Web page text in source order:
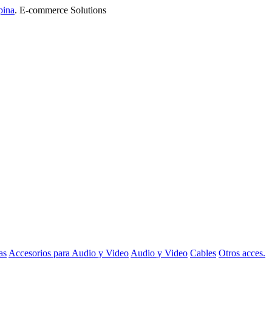
. E-commerce Solutions
Accesorios para Audio y Video Audio y Video Cables Otros acces.